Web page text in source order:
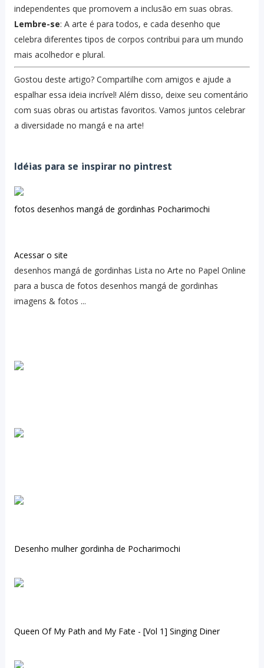
independentes que promovem a inclusão em suas obras.
Lembre-se: A arte é para todos, e cada desenho que
celebra diferentes tipos de corpos contribui para um mundo
mais acolhedor e plural.
Gostou deste artigo? Compartilhe com amigos e ajude a
espalhar essa ideia incrível! Além disso, deixe seu comentário
com suas obras ou artistas favoritos. Vamos juntos celebrar
a diversidade no mangá e na arte!
Idéias para se inspirar no pintrest
fotos desenhos mangá de gordinhas Pocharimochi
Acessar o site
desenhos mangá de gordinhas Lista no Arte no Papel Online
para a busca de fotos desenhos mangá de gordinhas
imagens & fotos ...
Desenho mulher gordinha de Pocharimochi
Queen Of My Path and My Fate - [Vol 1] Singing Diner